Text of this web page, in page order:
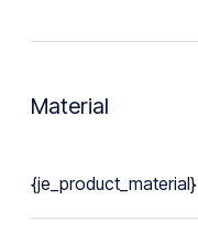
Material
{je_product_material}